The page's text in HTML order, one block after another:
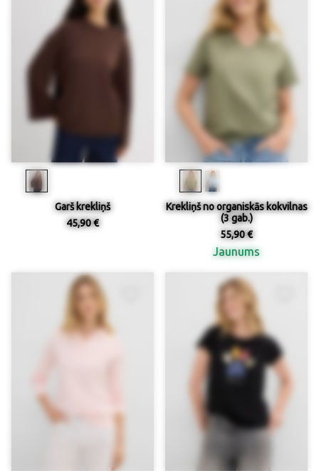
Garš krekliņš
45,90 €
Krekliņš no organiskās kokvilnas
(3 gab.)
55,90 €
Jaunums